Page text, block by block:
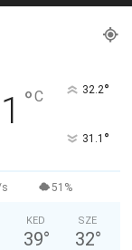
°C 32.2°
31.1 °
51%
KED
39°
SZE
32°